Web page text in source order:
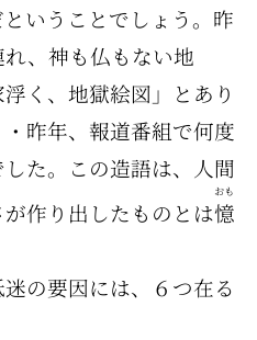
いうことでしょう。昨
、神も仏もない地
く、地獄絵図」とあり
・昨年、報道番組で何度
た。この造語は、人間
作り出したものとは憶
おも
の要因には、６つ在る